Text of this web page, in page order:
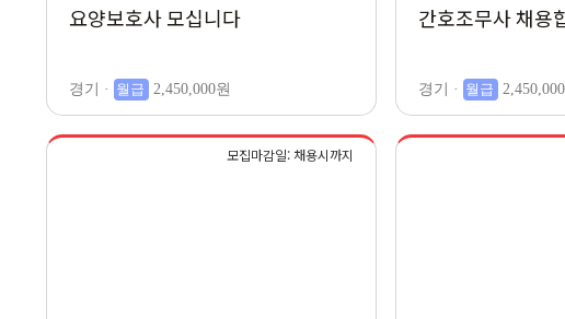
요양보호사 모십니다
경기 · 월급 2,450,000원
간호조무사 채용
경기 · 월급
모집마감일: 채용시까지